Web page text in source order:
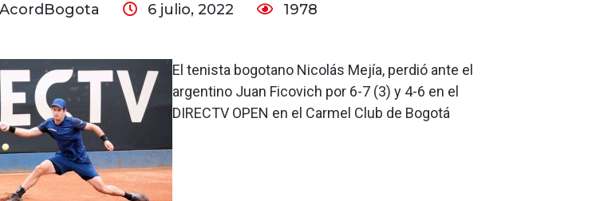
6 julio, 2022 1978
El tenista bogotano Nicolás Mejía, perdió ante el
argentino Juan Ficovich por 6-7 (3) y 4-6 en el
DIRECTV OPEN en el Carmel Club de Bogotá